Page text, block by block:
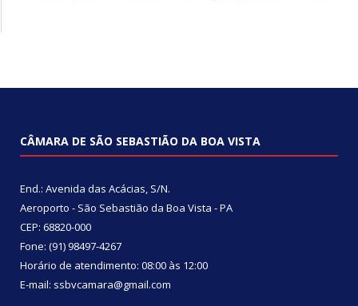
CÂMARA DE SÃO SEBASTIÃO DA BOA VISTA
End.: Avenida das Acácias, S/N.
Aeroporto - São Sebastião da Boa Vista - PA
CEP: 68820-000
Fone: (91) 98497-4267
Horário de atendimento: 08:00 às 12:00
E-mail: ssbvcamara@gmail.com